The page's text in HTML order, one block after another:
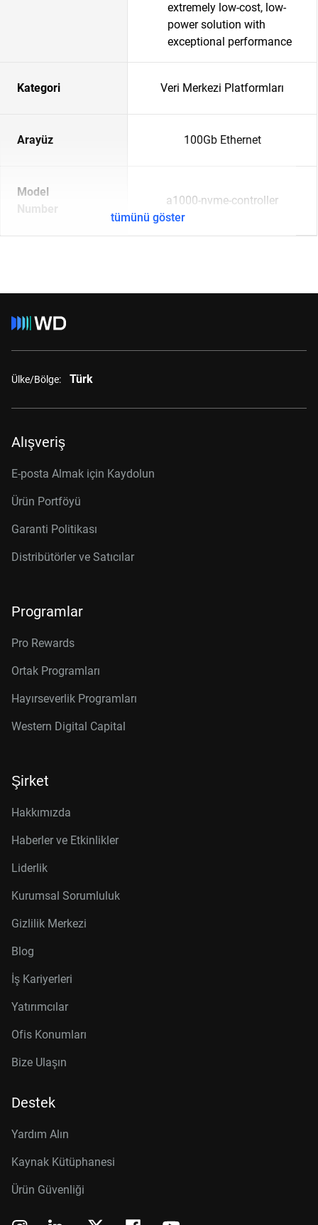
extremely low-cost, low-
power solution with
exceptional performance
Kategori Veri Merkezi Platformları
Arayüz 100Gb Ethernet
Model
Number
a1000-nvme-controller
tümünü göster
Ülke/Bölge: Türk
Alışveriş
E-posta Almak için Kaydolun
Ürün Portföyü
Garanti Politikası
Distribütörler ve Satıcılar
Programlar
Pro Rewards
Ortak Programları
Hayırseverlik Programları
Western Digital Capital
Şirket
Hakkımızda
Haberler ve Etkinlikler
Liderlik
Kurumsal Sorumluluk
Gizlilik Merkezi
Blog
İş Kariyerleri
Yatırımcılar
Ofis Konumları
Bize Ulaşın
Destek
Yardım Alın
Kaynak Kütüphanesi
Ürün Güvenliği